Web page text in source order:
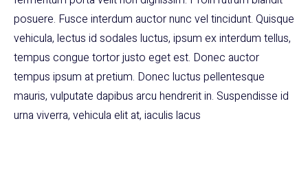
posuere. Fusce interdum auctor nunc vel tincidunt. Quisque
vehicula, lectus id sodales luctus, ipsum ex interdum tellus,
tempus congue tortor justo eget est. Donec auctor
tempus ipsum at pretium. Donec luctus pellentesque
mauris, vulputate dapibus arcu hendrerit in. Suspendisse id
urna viverra, vehicula elit at, iaculis lacus